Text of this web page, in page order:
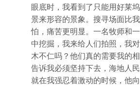
眼底时，我看到了只能用好莱
景来形容的景象。搜寻场面比
怕，痛苦更明显。一名牧师和
中挖掘，我来给人们拍照，我
木不仁吗？他们真的需要我的
告诉我必须坚持下去，海地人民
就在我强忍着激动的时候，他